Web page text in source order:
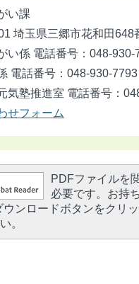
い課
埼玉県三郷市花和田648
い係 電話番号：048-930-
電話番号：048-930-7793
気塾推進室 電話番号：
せフォーム
PDFファイルを
必要です。お持
ウンロードボタンをクリ
。